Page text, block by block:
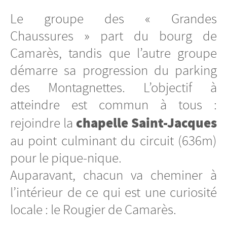
Le groupe des « Grandes
Chaussures » part du bourg de
Camarès, tandis que l’autre groupe
démarre sa progression du parking
des Montagnettes. L’objectif à
atteindre est commun à tous :
rejoindre la chapelle Saint-Jacques
au point culminant du circuit (636m)
pour le pique-nique.
Auparavant, chacun va cheminer à
l’intérieur de ce qui est une curiosité
locale : le Rougier de Camarès.